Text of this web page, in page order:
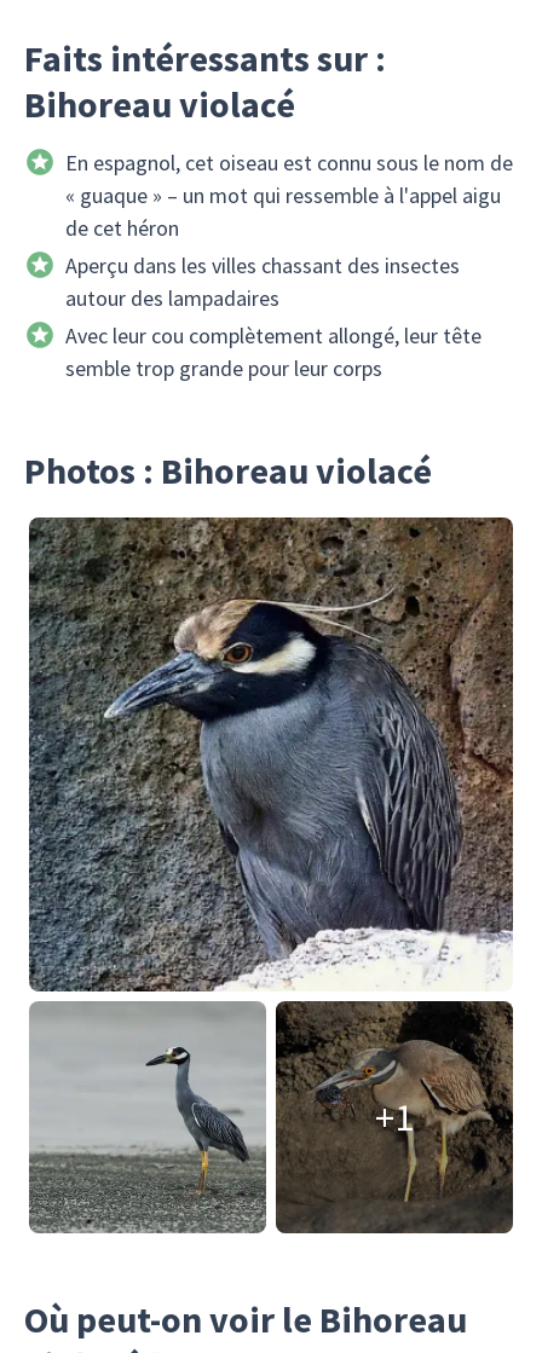
Faits intéressants sur :
Bihoreau violacé
En espagnol, cet oiseau est connu sous le nom de
« guaque » – un mot qui ressemble à l'appel aigu
de cet héron
Aperçu dans les villes chassant des insectes
autour des lampadaires
Avec leur cou complètement allongé, leur tête
semble trop grande pour leur corps
Photos : Bihoreau violacé
+1
Où peut-on voir le Bihoreau